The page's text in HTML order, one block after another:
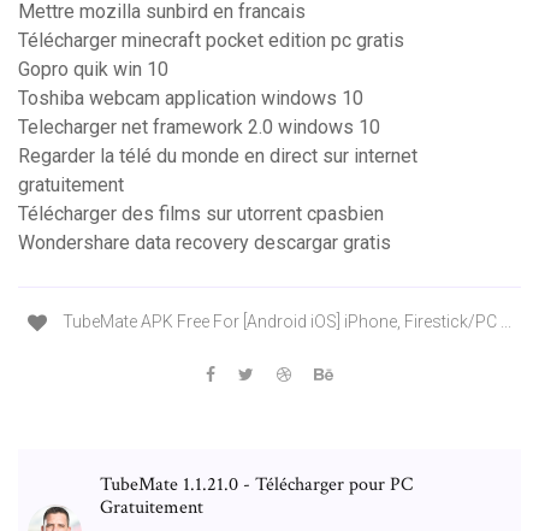
Mettre mozilla sunbird en francais
Télécharger minecraft pocket edition pc gratis
Gopro quik win 10
Toshiba webcam application windows 10
Telecharger net framework 2.0 windows 10
Regarder la télé du monde en direct sur internet
gratuitement
Télécharger des films sur utorrent cpasbien
Wondershare data recovery descargar gratis
TubeMate APK Free For [Android iOS] iPhone, Firestick/PC ...
TubeMate 1.1.21.0 - Télécharger pour PC
Gratuitement